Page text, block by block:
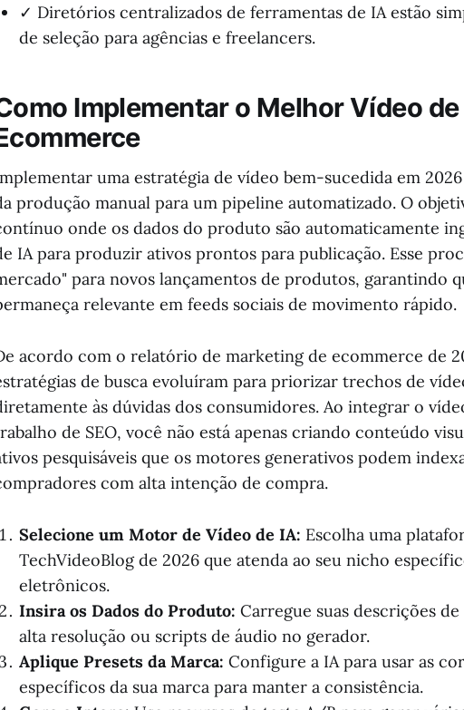
✓ Diretórios centralizados de ferramentas de IA estão
de seleção para agências e freelancers.
Implementar o Melhor Vídeo
uma estratégia de vídeo bem-sucedida em
produção manual para um pipeline automatizado. O
onde os dados do produto são automaticamente
IA para produzir ativos prontos para publicação. Esse
para novos lançamentos de produtos, garantindo
relevante em feeds sociais de movimento rápido.
acordo com o relatório de marketing de ecommerce de
de busca evoluíram para priorizar trechos de
às dúvidas dos consumidores. Ao integrar o
de SEO, você não está apenas criando conteúdo
pesquisáveis que os motores generativos podem
com alta intenção de compra.
Selecione um Motor de Vídeo de IA: Escolha uma
TechVideoBlog de 2026 que atenda ao seu nicho
eletrônicos.
Insira os Dados do Produto: Carregue suas descrições
alta resolução ou scripts de áudio no gerador.
Aplique Presets da Marca: Configure a IA para usar as
específicos da sua marca para manter a consistência.